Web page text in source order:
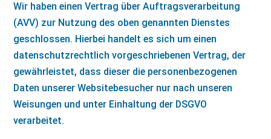
Wir haben einen Vertrag über Auftragsverarbeitung
(AVV) zur Nutzung des oben genannten Dienstes
geschlossen. Hierbei handelt es sich um einen
datenschutzrechtlich vorgeschriebenen Vertrag, der
gewährleistet, dass dieser die personenbezogenen
Daten unserer Websitebesucher nur nach unseren
Weisungen und unter Einhaltung der DSGVO
verarbeitet.